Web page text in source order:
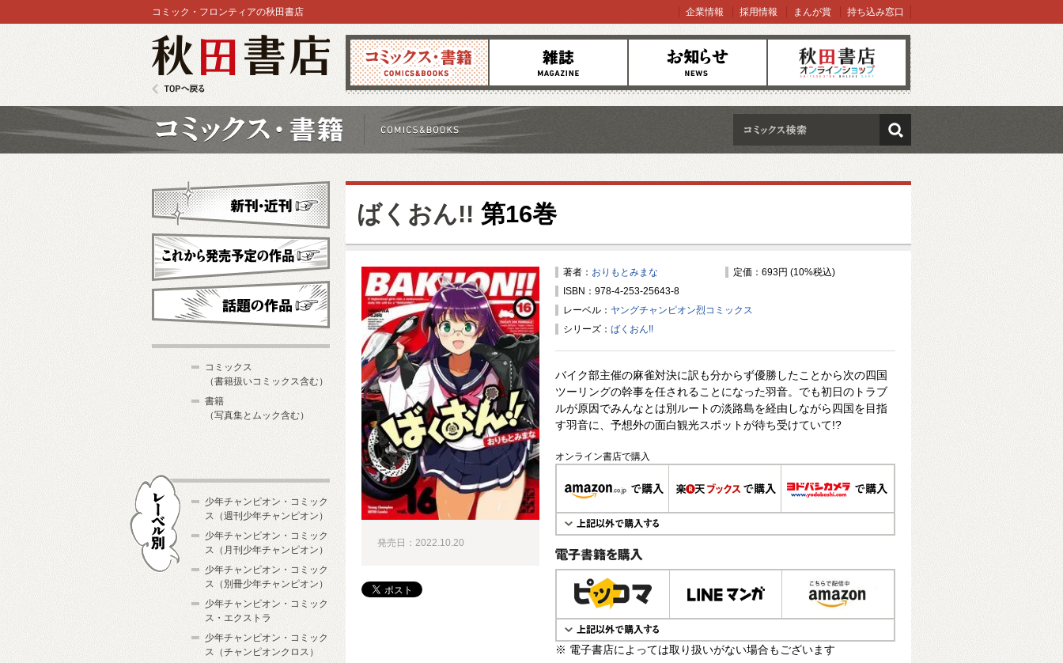
コミックス 雑誌 お知らせ オンラインショップ
コミック・フロンティアの秋田書店 企業情報 採用情報 まんが賞 持ち込み窓口
検索
ばくおん!! 第16巻
著者： おりもとみまな
定価：693円 (10%税込)
ISBN：978-4-253-25643-8
レーベル： ヤングチャンピオン烈コミックス
シリーズ： ばくおん!!
バイク部主催の麻雀対決に訳も分からず優勝したことから次の四国
ツーリングの幹事を任されることになった羽音。でも初日のトラブ
ルが原因でみんなとは別ルートの淡路島を経由しながら四国を目指
す羽音に、予想外の面白観光スポットが待ち受けていて!?
オンライン書店で購入
電子書籍で購入
※ 電子書店によっては取り扱いがない場合もございます
発売日：2022.10.20
新刊・近刊
これから発売予定
コミックス
（書籍扱いコミックス含む）
書籍
（写真集とムック含む）
少年チャンピオン・コミック
ス（週刊少年チャンピオン）
少年チャンピオン・コミック
ス（月刊少年チャンピオン）
少年チャンピオン・コミック
ス（別冊少年チャンピオン）
少年チャンピオン・コミック
ス・エクストラ
少年チャンピオン・コミック
ス（チャンピオンクロス）